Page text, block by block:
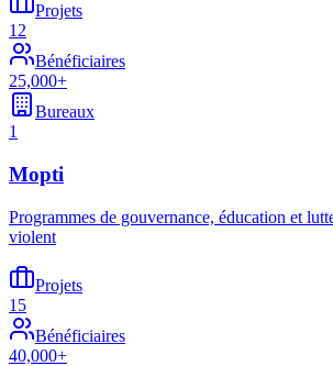
Projets
12
Bénéficiaires
25,000+
Bureaux
1
Mopti
Programmes de gouvernance, éducation et
violent
Projets
15
Bénéficiaires
40,000+